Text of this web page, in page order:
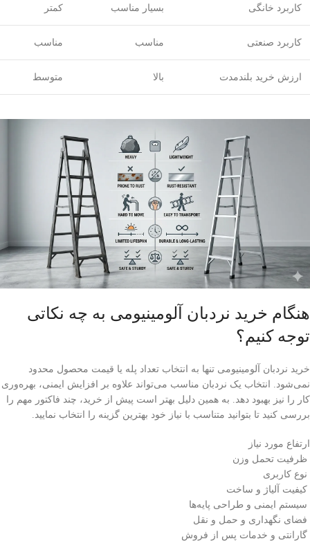
کاربرد خانگی بسیار مناسب کمتر
کاربرد صنعتی مناسب مناسب
ارزش خرید بلندمدت بالا متوسط
هنگام خرید نردبان آلومینیومی به چه نکاتی
توجه کنیم؟
خرید نردبان آلومینیومی تنها به انتخاب تعداد پله یا قیمت محصول محدود
نمی‌شود. انتخاب یک نردبان مناسب می‌تواند علاوه بر افزایش ایمنی، بهره‌وری
کار را نیز بهبود دهد. به همین دلیل بهتر است پیش از خرید، چند فاکتور مهم را
بررسی کنید تا بتوانید متناسب با نیاز خود بهترین گزینه را انتخاب نمایید.
ارتفاع مورد نیاز
ظرفیت تحمل وزن
نوع کاربری
کیفیت آلیاژ و ساخت
سیستم ایمنی و طراحی پایه‌ها
فضای نگهداری و حمل و نقل
گارانتی و خدمات پس از فروش